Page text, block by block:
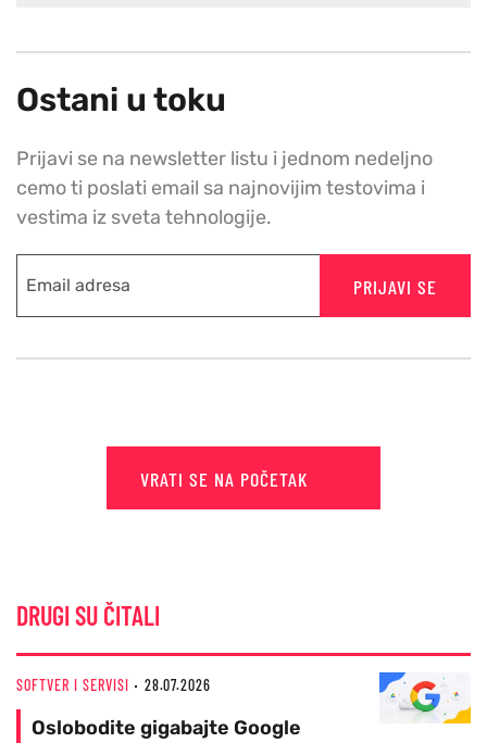
Ostani u toku
Prijavi se na newsletter listu i jednom nedeljno
cemo ti poslati email sa najnovijim testovima i
vestima iz sveta tehnologije.
PRIJAVI SE
VRATI SE NA POČETAK
DRUGI SU ČITALI
SOFTVER I SERVISI 28.07.2026
Oslobodite gigabajte Google